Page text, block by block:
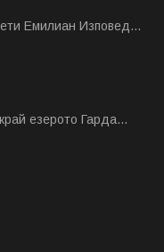
Емилиан Изповед...
езерото Гарда...